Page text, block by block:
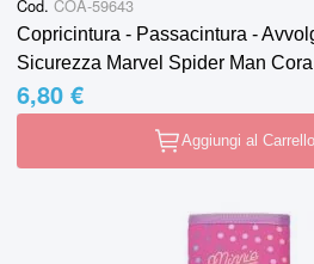
Cod. COA-59643
Copricintura - Passacintura -
Sicurezza Marvel Spider Man
6,80 €
Aggiungi al Carrello